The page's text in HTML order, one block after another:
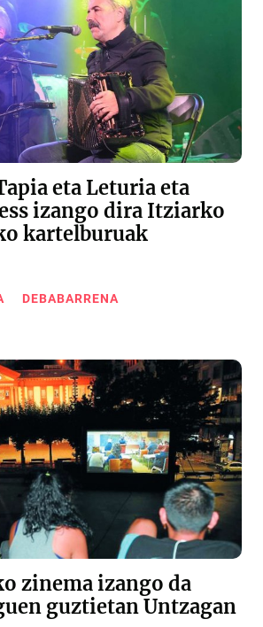
eta Leturia eta
izango dira Itziarko
kartelburuak
DEBABARRENA
zinema izango da
guztietan Untzagan